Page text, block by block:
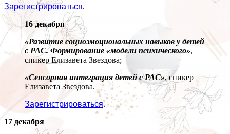
Зарегистрироваться.
16 декабря
«Развитие социоэмоциональных навыков у детей
с РАС. Формирование «модели психического»,
спикер Елизавета Звездова;
«Сенсорная интеграция детей с РАС», спикер
Елизавета Звездова.
Зарегистрироваться.
17 декабря